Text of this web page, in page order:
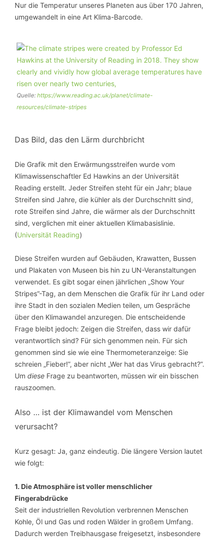
Nur die Temperatur unseres Planeten aus über 170 Jahren,
umgewandelt in eine Art Klima-Barcode.
Quelle: https://www.reading.ac.uk/planet/climate-
resources/climate-stripes
Das Bild, das den Lärm durchbricht
Die Grafik mit den Erwärmungsstreifen wurde vom
Klimawissenschaftler Ed Hawkins an der Universität
Reading erstellt. Jeder Streifen steht für ein Jahr; blaue
Streifen sind Jahre, die kühler als der Durchschnitt sind,
rote Streifen sind Jahre, die wärmer als der Durchschnitt
sind, verglichen mit einer aktuellen Klimabasislinie.
(Universität Reading)
Diese Streifen wurden auf Gebäuden, Krawatten, Bussen
und Plakaten von Museen bis hin zu UN-Veranstaltungen
verwendet. Es gibt sogar einen jährlichen „Show Your
Stripes”-Tag, an dem Menschen die Grafik für ihr Land oder
ihre Stadt in den sozialen Medien teilen, um Gespräche
über den Klimawandel anzuregen. Die entscheidende
Frage bleibt jedoch: Zeigen die Streifen, dass wir dafür
verantwortlich sind? Für sich genommen nein. Für sich
genommen sind sie wie eine Thermometeranzeige: Sie
schreien „Fieber!”, aber nicht „Wer hat das Virus gebracht?”.
Um diese Frage zu beantworten, müssen wir ein bisschen
rauszoomen.
Also … ist der Klimawandel vom Menschen
verursacht?
Kurz gesagt: Ja, ganz eindeutig. Die längere Version lautet
wie folgt:
1. Die Atmosphäre ist voller menschlicher
Fingerabdrücke
Seit der industriellen Revolution verbrennen Menschen
Kohle, Öl und Gas und roden Wälder in großem Umfang.
Dadurch werden Treibhausgase freigesetzt, insbesondere